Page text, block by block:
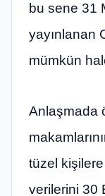
bu sene 31
yayınlanan
mümkün
Anlaşmada
tüzel
verilerini 30